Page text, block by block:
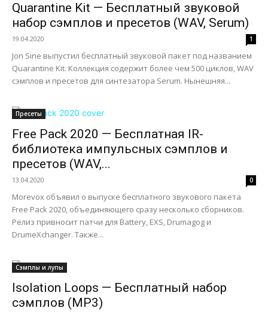
Quarantine Kit — Бесплатный звуковой
набор сэмплов и пресетов (WAV, Serum)
19.04.2020 1
Jon Sine выпустил бесплатный звуковой пакет под названием
Quarantine Kit. Коллекция содержит более чем 500 циклов, WAV
сэмплов и пресетов для синтезатора Serum. Нынешняя...
Пресеты
Free Pack 2020 — Бесплатная IR-
библиотека импульсных сэмплов и
пресетов (WAV,...
13.04.2020 0
Morevox объявил о выпуске бесплатного звукового пакета
Free Pack 2020, объединяющего сразу несколько сборников.
Релиз привносит патчи для Battery, EXS, Drumagog и
DrumeXchanger. Также...
Сэмплы и лупы
Isolation Loops — Бесплатный набор
сэмплов (MP3)